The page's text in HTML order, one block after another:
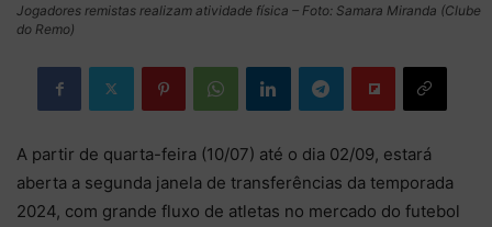
Jogadores remistas realizam atividade física – Foto: Samara Miranda (Clube
do Remo)
A partir de quarta-feira (10/07) até o dia 02/09, estará
aberta a segunda janela de transferências da temporada
2024, com grande fluxo de atletas no mercado do futebol